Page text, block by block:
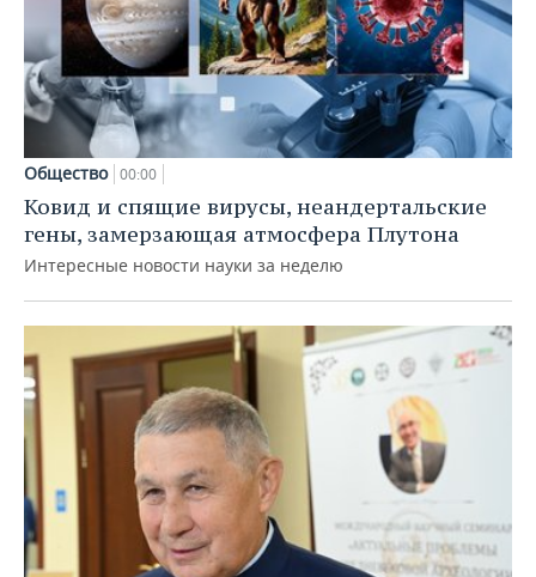
Общество 00:00
Ковид и спящие вирусы, неандертальские
гены, замерзающая атмосфера Плутона
Интересные новости науки за неделю